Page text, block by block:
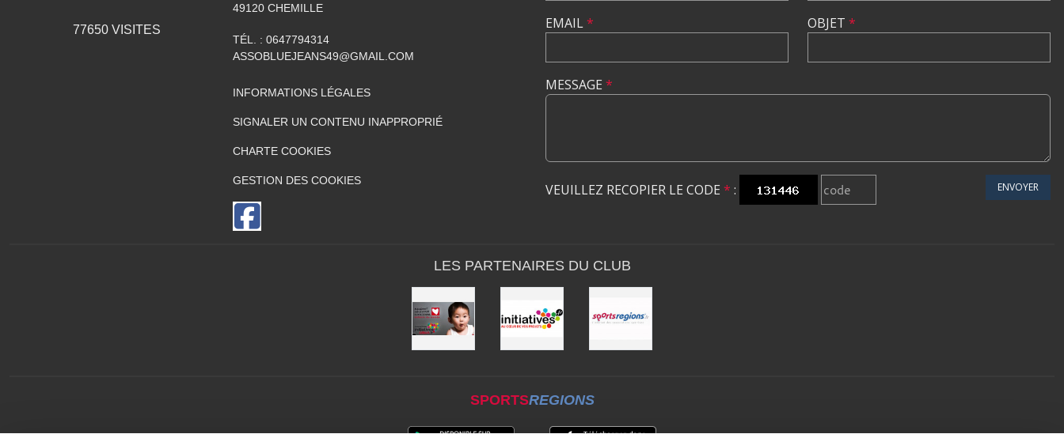
77650VISITES
49120 CHEMILLE
TÉL. : 0647794314
ASSOBLUEJEANS49@GMAIL.COM
INFORMATIONS LÉGALES
SIGNALER UN CONTENU INAPPROPRIÉ
CHARTE COOKIES
GESTION DES COOKIES
EMAIL* OBJET *
MESSAGE *
VEUILLEZ RECOPIER LE CODE * : ENVOYER
LES PARTENAIRES DU CLUB
SPORTSREGIONS